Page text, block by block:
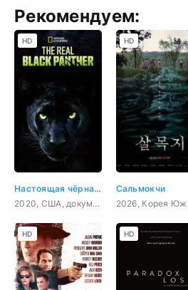
Рекомендуем:
Настоящая чёрная пантера
2020, США, документальный, короткометражка
HD
Сальмокчи
HD
HD HD